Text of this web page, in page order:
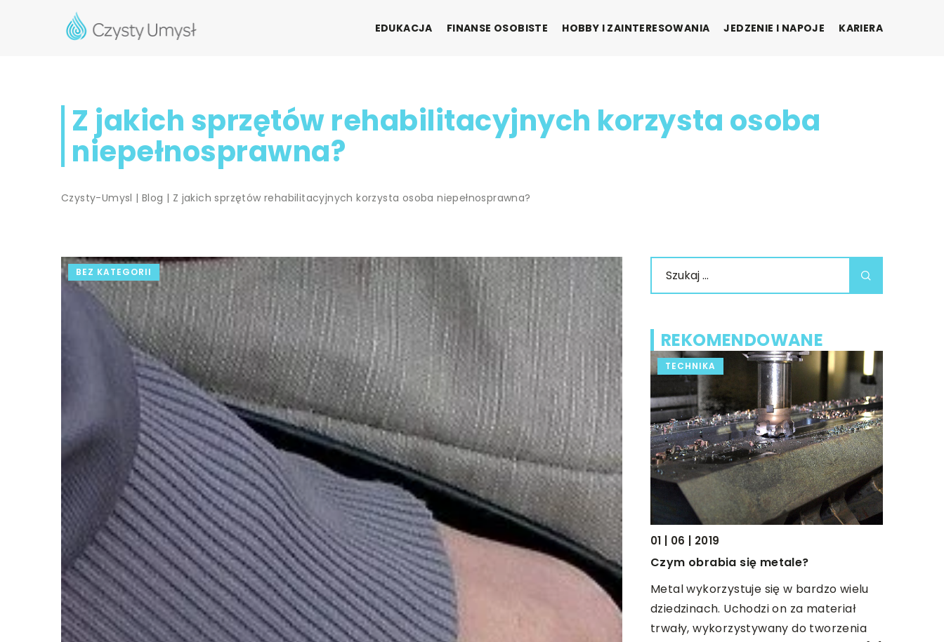
EDUKACJA FINANSE OSOBISTE HOBBY I ZAINTERESOWANIA JEDZENIE I NAPOJE KARIERA
Z jakich sprzętów rehabilitacyjnych korzysta osoba
niepełnosprawna?
Czysty-Umysl |Blog | Z jakich sprzętów rehabilitacyjnych korzysta osoba niepełnosprawna?
BEZ KATEGORII
REKOMENDOWANE
FORMA I ZDROWIE
20 | 07 | 2021
Olejki CBD – co musisz o nich
wiedzieć?
Jeszcze do niedawna niektóre konopie
były całkowicie zakazane, a ich
BEZ KATEGORII
13 | 04 | 2022
Kompleksowa obsługa księgowa – co
warto o niej wiedzieć?
Usługi księgowe nieuchronnie stają się
częścią naszego życia. Często
postrzega się je jako coś formalnego,
TECHNIKA
01 | 06 | 2019
Czym obrabia się metale?
Metal wykorzystuje się w bardzo wielu
dziedzinach. Uchodzi on za materiał
trwały, wykorzystywany do tworzenia